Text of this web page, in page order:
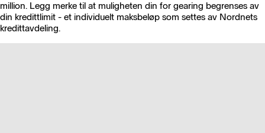
million. Legg merke til at muligheten din for gearing begrenses av
din kredittlimit - et individuelt maksbeløp som settes av Nordnets
kredittavdeling.